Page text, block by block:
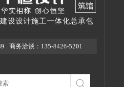
设设计施工一体化总承包
商务洽谈：135-8426-5201